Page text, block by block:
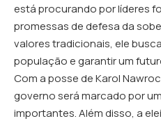
está procurando por líderes
promessas de defesa da
valores tradicionais, ele
população e garantir um
Com a posse de Karol
governo será marcado por
importantes. Além disso, a